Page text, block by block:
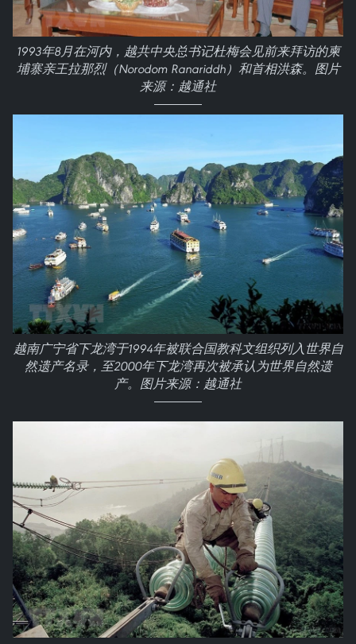
1993年8月在河内，越共中央总书记杜梅会见前来拜访的柬
埔寨亲王拉那烈（Norodom Ranariddh）和首相洪森。图片
来源：越通社
越南广宁省下龙湾于1994年被联合国教科文组织列入世界自
然遗产名录，至2000年下龙湾再次被承认为世界自然遗
产。图片来源：越通社